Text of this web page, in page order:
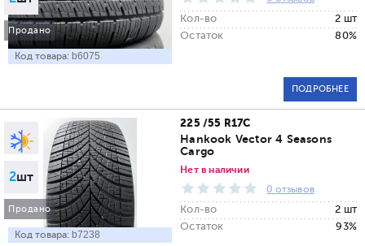
Продано
Код товара: b6075
Кол-во
2 шт
Остаток
80%
ПОДРОБНЕЕ
2шт
Продано
Код товара: b7238
225 /55 R17C
Hankook Vector 4 Seasons
Cargo
Нет в наличии
0 отзывов
Кол-во
2 шт
Остаток
93%